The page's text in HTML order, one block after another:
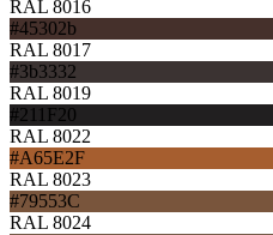
RAL 8016
#45302b
RAL 8017
#3b3332
RAL 8019
#211F20
RAL 8022
#A65E2F
RAL 8023
#79553C
RAL 8024